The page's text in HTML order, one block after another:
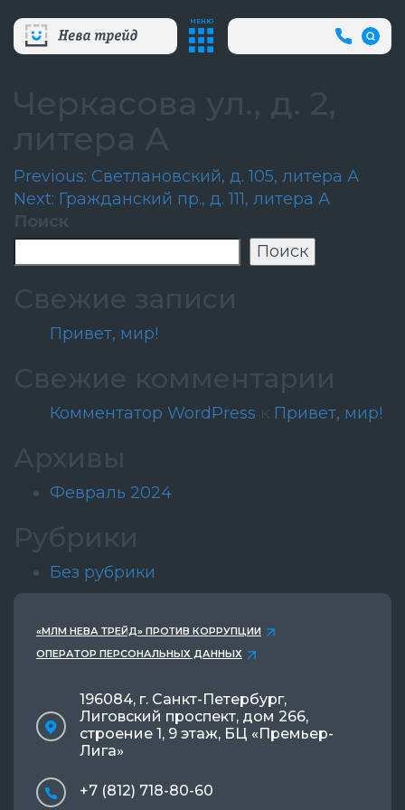
МЕНЮ
+7
(812)
Черкасова ул., д. 2,
литера А
Навигация
по
записям
Previous: Светлановский, д. 105, литера А
Next: Гражданский пр., д. 111, литера А
Поиск
Поиск
Свежие записи
Привет, мир!
Свежие комментарии
Комментатор WordPress к Привет, мир!
Архивы
Февраль 2024
Рубрики
Без рубрики
«МЛМ НЕВА ТРЕЙД» ПРОТИВ КОРРУПЦИИ
ОПЕРАТОР ПЕРСОНАЛЬНЫХ ДАННЫХ
196084, г. Санкт-Петербург,
Лиговский проспект, дом 266,
строение 1, 9 этаж, БЦ «Премьер-
Лига»
+7 (812) 718-80-60